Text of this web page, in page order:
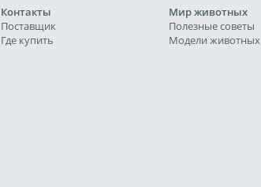
Контакты
Поставщик
Где купить
Мир животных
Полезные советы
Модели животных